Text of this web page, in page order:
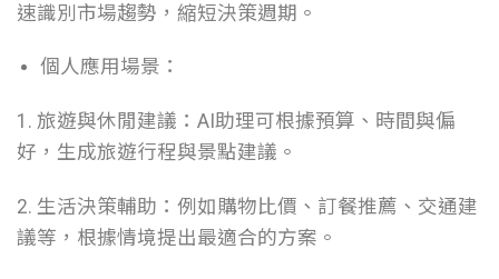
速識別市場趨勢，縮短決策週期。
個人應用場景：
1. 旅遊與休閒建議：AI助理可根據預算、時間與偏
好，生成旅遊行程與景點建議。
2. 生活決策輔助：例如購物比價、訂餐推薦、交通建
議等，根據情境提出最適合的方案。